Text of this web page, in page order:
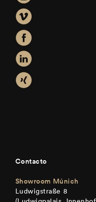
Contacto
Showroom Múnich
Ludwigstraße 8